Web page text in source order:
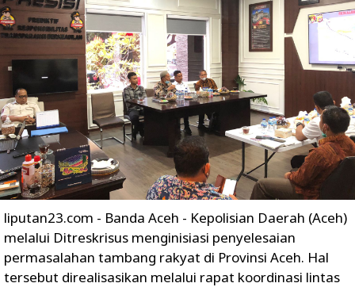
liputan23.com - Banda Aceh - Kepolisian Daerah (Aceh)
melalui Ditreskrisus menginisiasi penyelesaian
permasalahan tambang rakyat di Provinsi Aceh. Hal
tersebut direalisasikan melalui rapat koordinasi lintas